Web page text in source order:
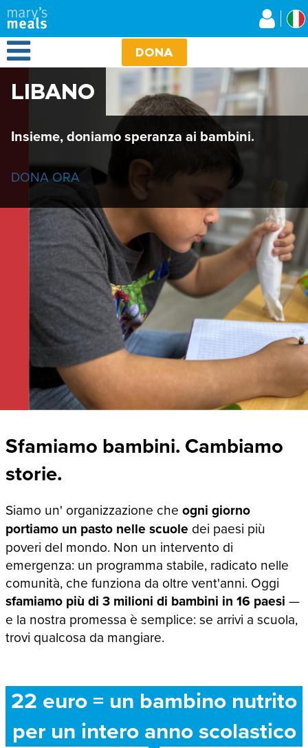
Salta
al
contenuto
principale
Open Menu DONA
LIBANO
Insieme, doniamo speranza ai bambini.
DONA ORA
Sfamiamo bambini. Cambiamo
storie.
Siamo un' organizzazione che ogni giorno
portiamo un pasto nelle scuole dei paesi più
poveri del mondo. Non un intervento di
emergenza: un programma stabile, radicato nelle
comunità, che funziona da oltre vent'anni. Oggi
sfamiamo più di 3 milioni di bambini in 16 paesi —
e la nostra promessa è semplice: se arrivi a scuola,
trovi qualcosa da mangiare.
22 euro = un bambino nutrito
per un intero anno scolastico